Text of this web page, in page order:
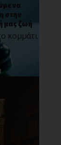
να
στην
μας ζωή
κομμάτι